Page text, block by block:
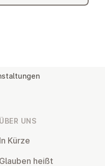
ÜBER UNS
In Kürze
Glauben heißt